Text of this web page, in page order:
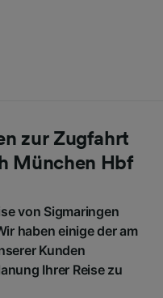
zur Zugfahrt
München Hbf
von Sigmaringen
haben einige der am
Kunden
Ihrer Reise zu